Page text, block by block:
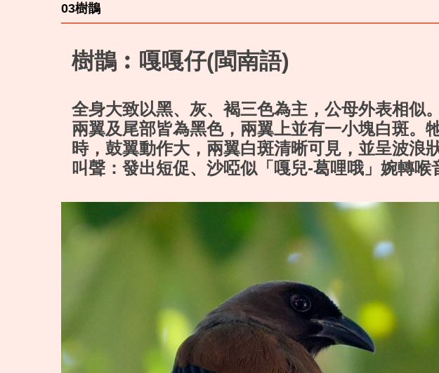
03樹鵲
樹鵲︰嘎嘎仔(閩南語)
全身大致以黑、灰、褐三色為主，公母外表相似
兩翼及尾部皆為黑色，兩翼上並有一小塊白斑。
時，鼓翼動作大，兩翼白斑清晰可見，並呈波浪
叫聲：發出短促、沙啞似「嘎兒-葛哩哦」婉轉喉